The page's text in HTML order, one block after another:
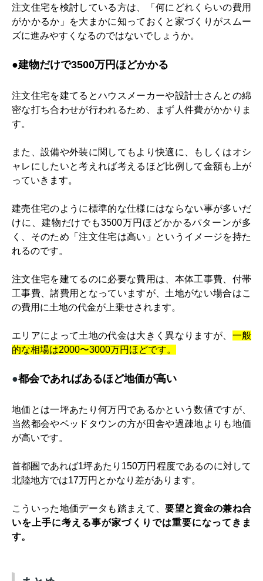
注文住宅を検討している方は、「何にどれくらいの費用
がかかるか」を大まかに知っておくと家づくりがスムー
ズに進みやすくなるのではないでしょうか。
●建物だけで3500万円ほどかかる
注文住宅を建てるとハウスメーカーや設計士さんとの綿
密な打ち合わせが行われるため、まず人件費がかかりま
す。
また、設備や外装に関してもより快適に、もしくはオシ
ャレにしたいと考えれば考えるほど比例して金額も上が
っていきます。
建売住宅のように標準的な仕様にはならない事が多いだ
けに、建物だけでも3500万円ほどかかるパターンが多
く、そのため「注文住宅は高い」というイメージを持た
れるのです。
注文住宅を建てるのに必要な費用は、本体工事費、付帯
工事費、諸費用となっていますが、土地がない場合はこ
の費用に土地の代金が上乗せされます。
エリアによって土地の代金は大きく異なりますが、 一般
的な相場は2000〜3000万円ほどです。
●都会であればあるほど地価が高い
地価とは一坪あたり何万円であるかという数値ですが、
当然都会やベッドタウンの方が田舎や過疎地よりも地価
が高いです。
首都圏であれば1坪あたり 150万円程度であるのに対して
北陸地方では17万円とかなり差があります。
こういった地価データも踏まえて、要望と資金の兼ね合
いを上手に考える事が家づくりでは重要になってきま
す。